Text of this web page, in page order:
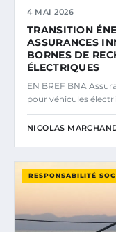
4 MAI 2026
TRANSITION
ASSURANCES
BORNES DE
ÉLECTRIQUES
EN BREF BNA
pour véhicules
NICOLAS
RESPONSABILITÉ